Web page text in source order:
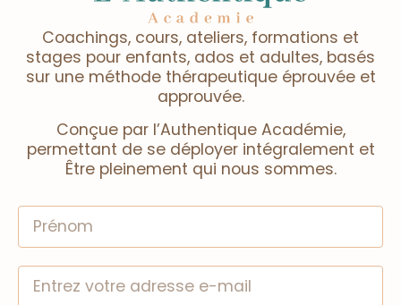
Coachings, cours, ateliers, formations et
stages pour enfants, ados et adultes, basés
sur une méthode thérapeutique éprouvée et
approuvée.
Conçue par l’Authentique Académie,
permettant de se déployer intégralement et
Être pleinement qui nous sommes.